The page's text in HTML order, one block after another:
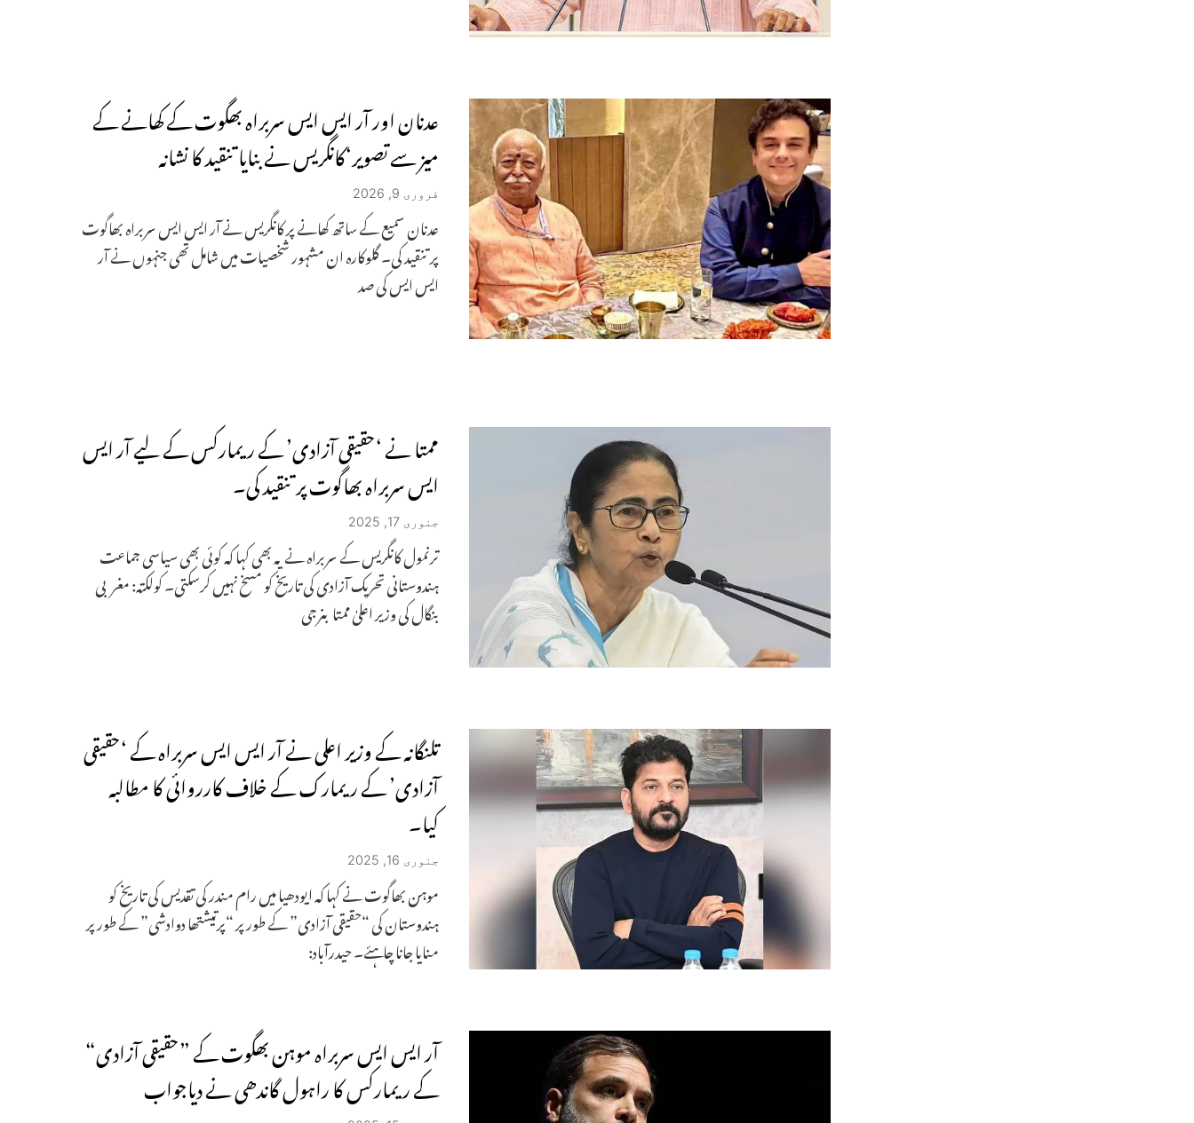
عدنان اور آر ایس ایس سربراہ بھگوت کے کھانے کے
میز سے تصویر‘کانگریس نے بنایا تنقید کا نشانہ
فروری 9, 2026
عدنان سمیع کے ساتھ کھانے پر کانگریس نے آر ایس ایس سربراہ بھاگوت
پر تنقید کی۔ گلوکارہ ان مشہور شخصیات میں شامل تھی جنہوں نے آر
ایس ایس کی صد
ممتا نے ‘حقیقی آزادی’ کے ریمارکس کے لیے آر ایس
ایس سربراہ بھاگوت پر تنقید کی۔
جنوری 17, 2025
ترنمول کانگریس کے سربراہ نے یہ بھی کہا کہ کوئی بھی سیاسی جماعت
ہندوستانی تحریک آزادی کی تاریخ کو مسخ نہیں کرسکتی۔ کولکتہ: مغربی
بنگال کی وزیر اعلیٰ ممتا بنرجی
تلنگانہ کے وزیر اعلی نے آر ایس ایس سربراہ کے ‘حقیقی
آزادی’ کے ریمارک کے خلاف کارروائی کا مطالبہ
کیا۔
جنوری 16, 2025
موہن بھاگوت نے کہا کہ ایودھیا میں رام مندر کی تقدیس کی تاریخ کو
ہندوستان کی “حقیقی آزادی” کے طور پر “پرتیشتھا دوادشی” کے طور پر
منایا جانا چاہئے۔ حیدرآباد:
آر ایس ایس سربراہ موہن بھگوت کے ”حقیقی آزادی“
کے ریمارکس کا راہول گاندھی نے دیاجواب